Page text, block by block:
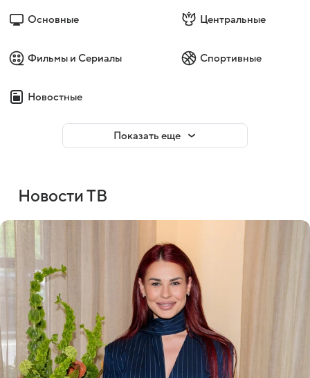
Основные Центральные
Фильмы и Сериалы Спортивные
Новостные
Показать еще
Новости ТВ